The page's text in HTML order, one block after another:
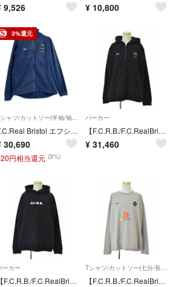
9,526 ¥ 10,800
3%還元
Tシャツ/カットソー(半袖/袖なし)
F.C.Real Bristol エフシーリアルブリストル FCRB-212041 ネイビー×ホワイト ポリエステル バックロゴ VENTILATION TRACK JACKET XL
30,690
円相当還元 (3%)
パーカー
【F.C.R.B./F.C.RealBristol】FCRB-260134 5-STAR ZIP-UP SWEAT HOODIEジップアップスウェットパーカー
¥ 31,460
ーカー
【F.C.R.B./F.C.RealBristol】26SS FCRB-260080 STAFF SWEAT HOODIEスウェットパーカー 【F.C.R.B./F.C.RealBristol×PlayStation】24AW FCRB-242155 PS30 AUTHENTIC TEAM TOUR L/S TOP長袖カットソー